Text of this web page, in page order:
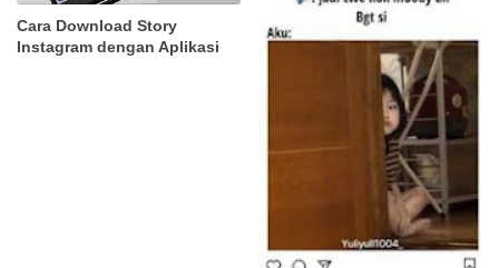
Cara Download Story
Instagram dengan Aplikasi